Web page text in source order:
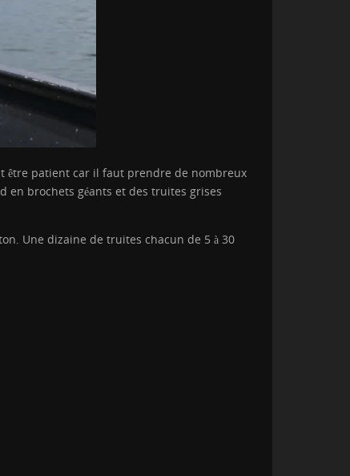
être patient car il faut prendre de nombreux
en brochets géants et des truites grises
Une dizaine de truites chacun de 5 à 30